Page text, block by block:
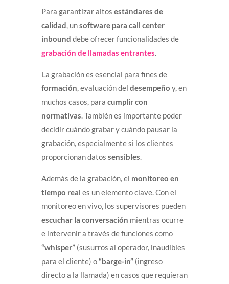
Para garantizar altos estándares de
calidad, unsoftware para call center
inbound debe ofrecer funcionalidades de
grabación de llamadas entrantes.
La grabación es esencial para fines de
formación, evaluación del desempeño y, en
muchos casos, para cumplir con
normativas. También es importante poder
decidir cuándo grabar y cuándo pausar la
grabación, especialmente si los clientes
proporcionan datos sensibles.
Además de la grabación, el monitoreo en
tiempo real es un elemento clave. Con el
monitoreo en vivo, los supervisores pueden
escuchar la conversación mientras ocurre
e intervenir a través de funciones como
“whisper”(susurros al operador, inaudibles
para el cliente) o“barge-in”(ingreso
directo a la llamada) en casos que requieran